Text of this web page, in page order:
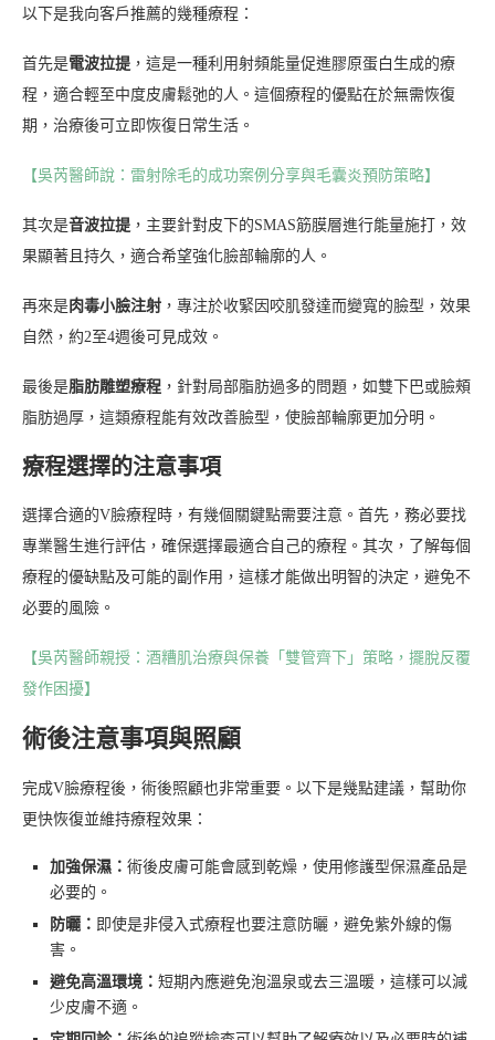
以下是我向客戶推薦的幾種療程：
首先是電波拉提 ，這是一種利用射頻能量促進膠原蛋白生成的療
程，適合輕至中度皮膚鬆弛的人。這個療程的優點在於無需恢復
期，治療後可立即恢復日常生活。
【吳芮醫師說：雷射除毛的成功案例分享與毛囊炎預防策略】
其次是音波拉提 ，主要針對皮下的SMAS筋膜層進行能量施打，效
果顯著且持久，適合希望強化臉部輪廓的人。
再來是 肉毒小臉注射 ，專注於收緊因咬肌發達而變寬的臉型，效果
自然，約2至4週後可見成效。
最後是脂肪雕塑療程 ，針對局部脂肪過多的問題，如雙下巴或臉頰
脂肪過厚，這類療程能有效改善臉型，使臉部輪廓更加分明。
療程選擇的注意事項
選擇合適的V臉療程時，有幾個關鍵點需要注意。首先，務必要找
專業醫生進行評估，確保選擇最適合自己的療程。其次，了解每個
療程的優缺點及可能的副作用，這樣才能做出明智的決定，避免不
必要的風險。
【吳芮醫師親授：酒糟肌治療與保養「雙管齊下」策略，擺脫反覆
發作困擾】
術後注意事項與照顧
完成V臉療程後，術後照顧也非常重要。以下是幾點建議，幫助你
更快恢復並維持療程效果：
加強保濕： 術後皮膚可能會感到乾燥，使用修護型保濕產品是
必要的。
防曬： 即使是非侵入式療程也要注意防曬，避免紫外線的傷
害。
避免高溫環境： 短期內應避免泡溫泉或去三溫暖，這樣可以減
少皮膚不適。